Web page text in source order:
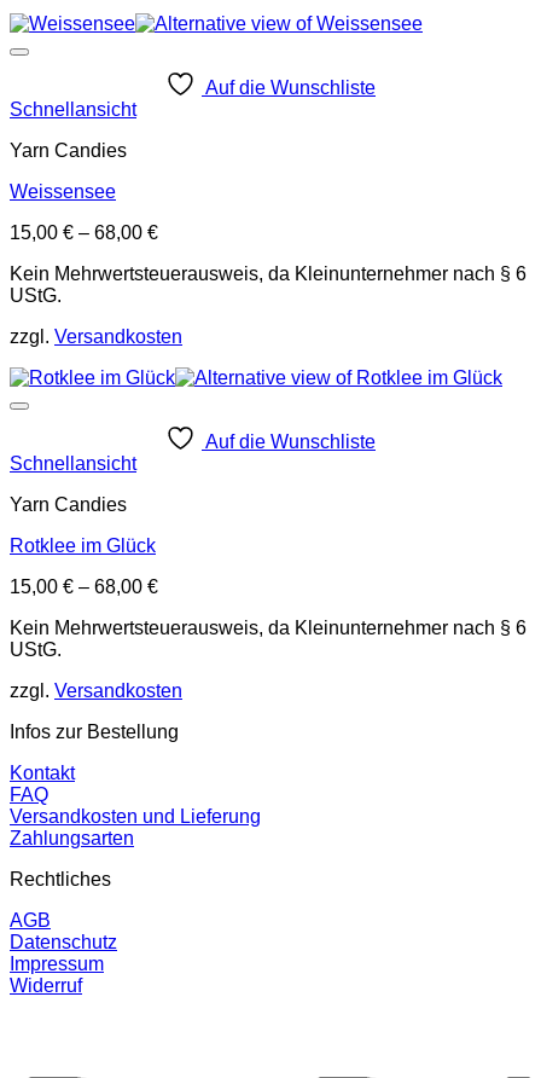
Auf die Wunschliste
Schnellansicht
Yarn Candies
Weissensee
15,00 € – 68,00 €
Kein Mehrwertsteuerausweis, da Kleinunternehmer nach § 6
UStG.
zzgl. Versandkosten
Auf die Wunschliste
Schnellansicht
Yarn Candies
Rotklee im Glück
15,00 € – 68,00 €
Kein Mehrwertsteuerausweis, da Kleinunternehmer nach § 6
UStG.
zzgl. Versandkosten
Infos zur Bestellung
Kontakt
FAQ
Versandkosten und Lieferung
Zahlungsarten
Rechtliches
AGB
Datenschutz
Impressum
Widerruf